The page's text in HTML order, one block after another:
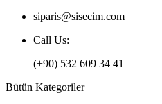
siparis@sisecim.com
Call Us:
(+90) 532 609 34 41
Bütün Kategoriler